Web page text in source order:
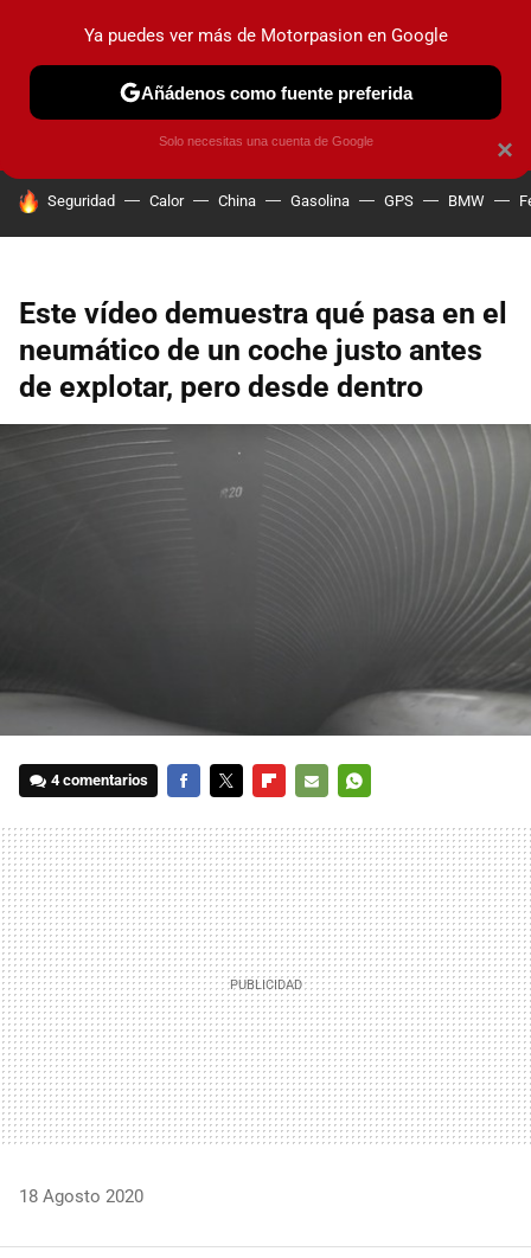
PRUEBAS COCHES ELÉCTRICOS OBSERVATORIO
HOY SE HABLA DE
Seguridad Calor China Gasolina GPS BMW
Este vídeo demuestra qué pasa en el
neumático de un coche justo antes
de explotar, pero desde dentro
4 comentarios
MAIL
18 Agosto 2020
×
Ya puedes ver más de Motorpasion en Google
Añádenos como fuente preferida
Solo necesitas una cuenta de Google